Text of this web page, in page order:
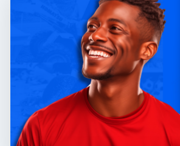
Nevinho
Assistente Virtual
A-
Horários e Endereços Secretarias